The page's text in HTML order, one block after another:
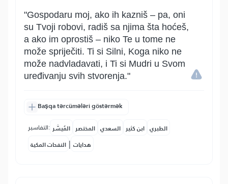
"Gospodaru moj, ako ih kazniš – pa, oni
su Tvoji robovi, radiš sa njima šta hoćeš,
a ako im oprostiš – niko Te u tome ne
može spriječiti. Ti si Silni, Koga niko ne
može nadvladavati, i Ti si Mudri u Svom
uređivanju svih stvorenja."
Başqa tərcümələri göstərmək
التفاسير: المُيسَّر المختصر السعدي ابن كثير الطبري
النفحات المكية | هدايات